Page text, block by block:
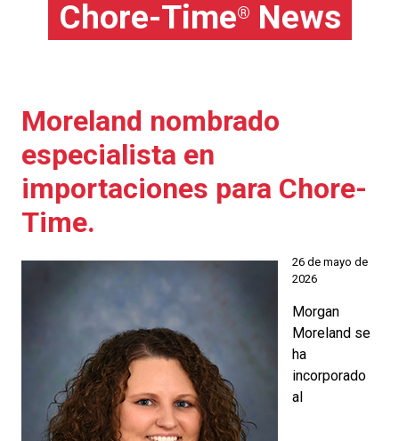
Chore-Time® News
Moreland nombrado
especialista en
importaciones para Chore-
Time.
26 de mayo de
2026
Morgan
Moreland se
ha
incorporado
al